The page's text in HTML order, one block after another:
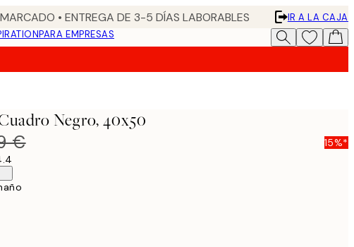
• ENTREGA DE 3-5 DÍAS LABORABLES
IR A LA CAJA
PARA EMPRESAS
Negro, 40x50
€
15%*